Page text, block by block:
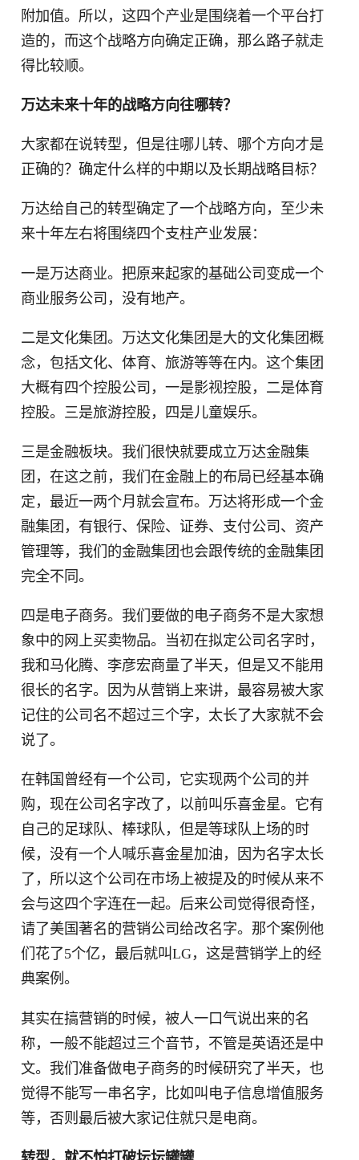
附加值。所以，这四个产业是围绕着一个平台打
造的，而这个战略方向确定正确，那么路子就走
得比较顺。
万达未来十年的战略方向往哪转？
大家都在说转型，但是往哪儿转、哪个方向才是
正确的？确定什么样的中期以及长期战略目标？
万达给自己的转型确定了一个战略方向，至少未
来十年左右将围绕四个支柱产业发展：
一是万达商业。把原来起家的基础公司变成一个
商业服务公司，没有地产。
二是文化集团。万达文化集团是大的文化集团概
念，包括文化、体育、旅游等等在内。这个集团
大概有四个控股公司，一是影视控股，二是体育
控股。三是旅游控股，四是儿童娱乐。
三是金融板块。我们很快就要成立万达金融集
团，在这之前，我们在金融上的布局已经基本确
定，最近一两个月就会宣布。万达将形成一个金
融集团，有银行、保险、证券、支付公司、资产
管理等，我们的金融集团也会跟传统的金融集团
完全不同。
四是电子商务。我们要做的电子商务不是大家想
象中的网上买卖物品。当初在拟定公司名字时，
我和马化腾、李彦宏商量了半天，但是又不能用
很长的名字。因为从营销上来讲，最容易被大家
记住的公司名不超过三个字，太长了大家就不会
说了。
在韩国曾经有一个公司，它实现两个公司的并
购，现在公司名字改了，以前叫乐喜金星。它有
自己的足球队、棒球队，但是等球队上场的时
候，没有一个人喊乐喜金星加油，因为名字太长
了，所以这个公司在市场上被提及的时候从来不
会与这四个字连在一起。后来公司觉得很奇怪，
请了美国著名的营销公司给改名字。那个案例他
们花了5个亿，最后就叫LG，这是营销学上的经
典案例。
其实在搞营销的时候，被人一口气说出来的名
称，一般不能超过三个音节，不管是英语还是中
文。我们准备做电子商务的时候研究了半天，也
觉得不能写一串名字，比如叫电子信息增值服务
等，否则最后被大家记住就只是电商。